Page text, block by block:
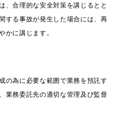
、合理的な安全対策を講じるとと
する事故が発生した場合には、再
かに講じます。
の為に必要な範囲で業務を預託す
業務委託先の適切な管理及び監督